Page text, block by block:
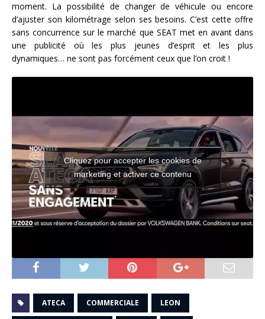
moment. La possibilité de changer de véhicule ou encore
d’ajuster son kilométrage selon ses besoins. C’est cette offre
sans concurrence sur le marché que SEAT met en avant dans
une publicité où les plus jeunes d’esprit et les plus
dynamiques… ne sont pas forcément ceux que l’on croit !
Cliquez pour accepter les cookies de
marketing et activer ce contenu
ATECA COMMERCIALE LEON